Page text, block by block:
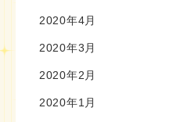
2020年4月
2020年3月
2020年2月
2020年1月